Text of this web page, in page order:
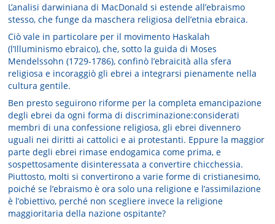
L’analisi darwiniana di MacDonald si estende all’ebraismo
stesso, che funge da maschera religiosa dell’etnia ebraica.
Ciò vale in particolare per il movimento Haskalah
(l’Illuminismo ebraico), che, sotto la guida di Moses
Mendelssohn (1729-1786), confinò l’ebraicità alla sfera
religiosa e incoraggiò gli ebrei a integrarsi pienamente nella
cultura gentile.
Ben presto seguirono riforme per la completa emancipazione
degli ebrei da ogni forma di discriminazione:considerati
membri di una confessione religiosa, gli ebrei divennero
uguali nei diritti ai cattolici e ai protestanti. Eppure la maggior
parte degli ebrei rimase endogamica come prima, e
sospettosamente disinteressata a convertire chicchessia.
Piuttosto, molti si convertirono a varie forme di cristianesimo,
poiché se l’ebraismo è ora solo una religione e l’assimilazione
è l’obiettivo, perché non scegliere invece la religione
maggioritaria della nazione ospitante?